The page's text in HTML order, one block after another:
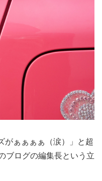
がぁぁぁぁ（涙）」と超
ブログの編集長という立